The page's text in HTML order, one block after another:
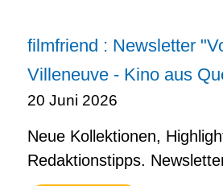
filmfriend : Newsletter
Villeneuve - Kino aus
20 Juni 2026
Neue Kollektionen,
Redaktionstipps.